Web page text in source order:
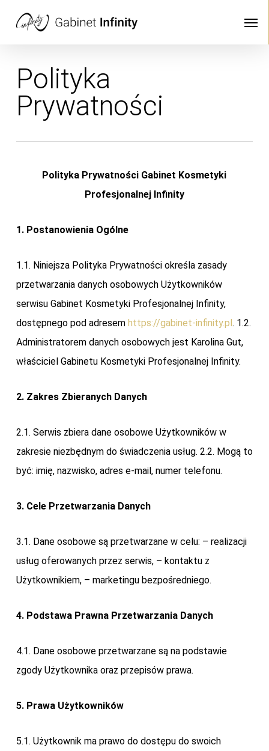
contentPolityka
Prywatności
Polityka Prywatności Gabinet Kosmetyki
Profesjonalnej Infinity
1. Postanowienia Ogólne
1.1. Niniejsza Polityka Prywatności określa zasady
przetwarzania danych osobowych Użytkowników
serwisu Gabinet Kosmetyki Profesjonalnej Infinity,
dostępnego pod adresem https://gabinet-infinity.pl. 1.2.
Administratorem danych osobowych jest Karolina Gut,
właściciel Gabinetu Kosmetyki Profesjonalnej Infinity.
2. Zakres Zbieranych Danych
2.1. Serwis zbiera dane osobowe Użytkowników w
zakresie niezbędnym do świadczenia usług. 2.2. Mogą to
być: imię, nazwisko, adres e-mail, numer telefonu.
3. Cele Przetwarzania Danych
3.1. Dane osobowe są przetwarzane w celu: – realizacji
usług oferowanych przez serwis, – kontaktu z
Użytkownikiem, – marketingu bezpośredniego.
4. Podstawa Prawna Przetwarzania Danych
4.1. Dane osobowe przetwarzane są na podstawie
zgody Użytkownika oraz przepisów prawa.
5. Prawa Użytkowników
5.1. Użytkownik ma prawo do dostępu do swoich